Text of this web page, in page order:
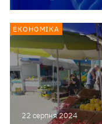
22 серпня 2024
ЕКОНОМІКА